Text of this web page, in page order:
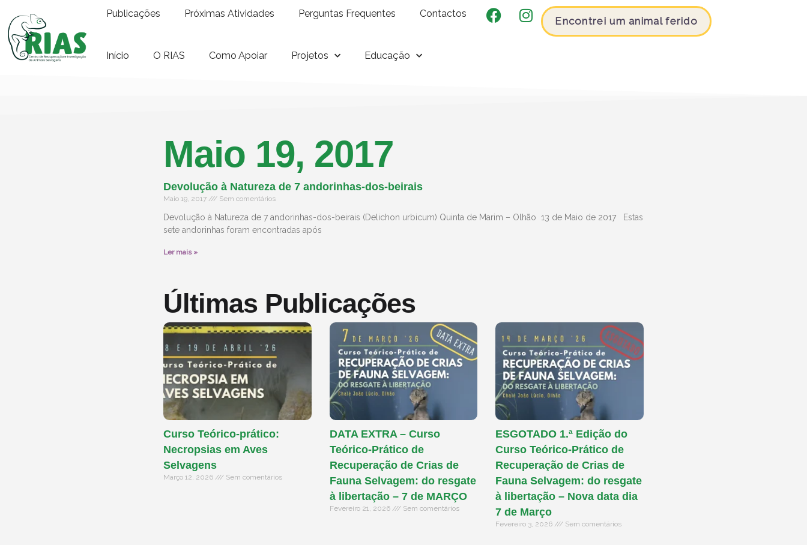
Publicações Próximas Atividades Perguntas Frequentes Contactos
Encontrei um animal ferido
Início O RIAS Como Apoiar Projetos Educação
Maio 19, 2017
Devolução à Natureza de 7 andorinhas-dos-beirais
Maio 19, 2017 Sem comentários
Devolução à Natureza de 7 andorinhas-dos-beirais (Delichon urbicum) Quinta de Marim – Olhão 13 de Maio de 2017 Estas
sete andorinhas foram encontradas após
Ler mais »
Últimas Publicações
Curso Teórico-prático:
Necropsias em Aves
Selvagens
Março 12, 2026 Sem comentários
DATA EXTRA – Curso
Teórico-Prático de
Recuperação de Crias de
Fauna Selvagem: do resgate
à libertação – 7 de MARÇO
Fevereiro 21, 2026 Sem comentários
ESGOTADO 1.ª Edição do
Curso Teórico-Prático de
Recuperação de Crias de
Fauna Selvagem: do resgate
à libertação – Nova data dia
7 de Março
Fevereiro 3, 2026 Sem comentários